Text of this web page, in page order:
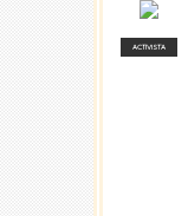
ACTIVISTA